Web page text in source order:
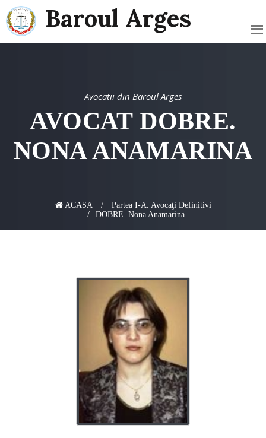
Baroul Arges
Avocatii din Baroul Arges
AVOCAT DOBRE.
NONA ANAMARINA
ACASA
Partea I-A. Avocaţi Definitivi
DOBRE. Nona Anamarina